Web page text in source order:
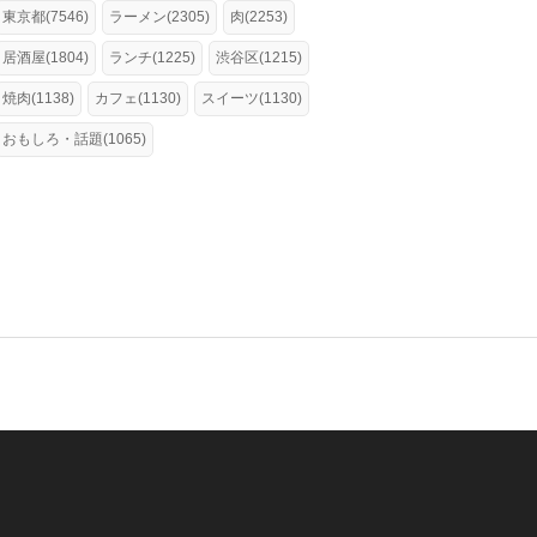
東京都(7546) ラーメン(2305) 肉(2253)
居酒屋(1804) ランチ(1225) 渋谷区(1215)
焼肉(1138) カフェ(1130) スイーツ(1130)
おもしろ・話題(1065)